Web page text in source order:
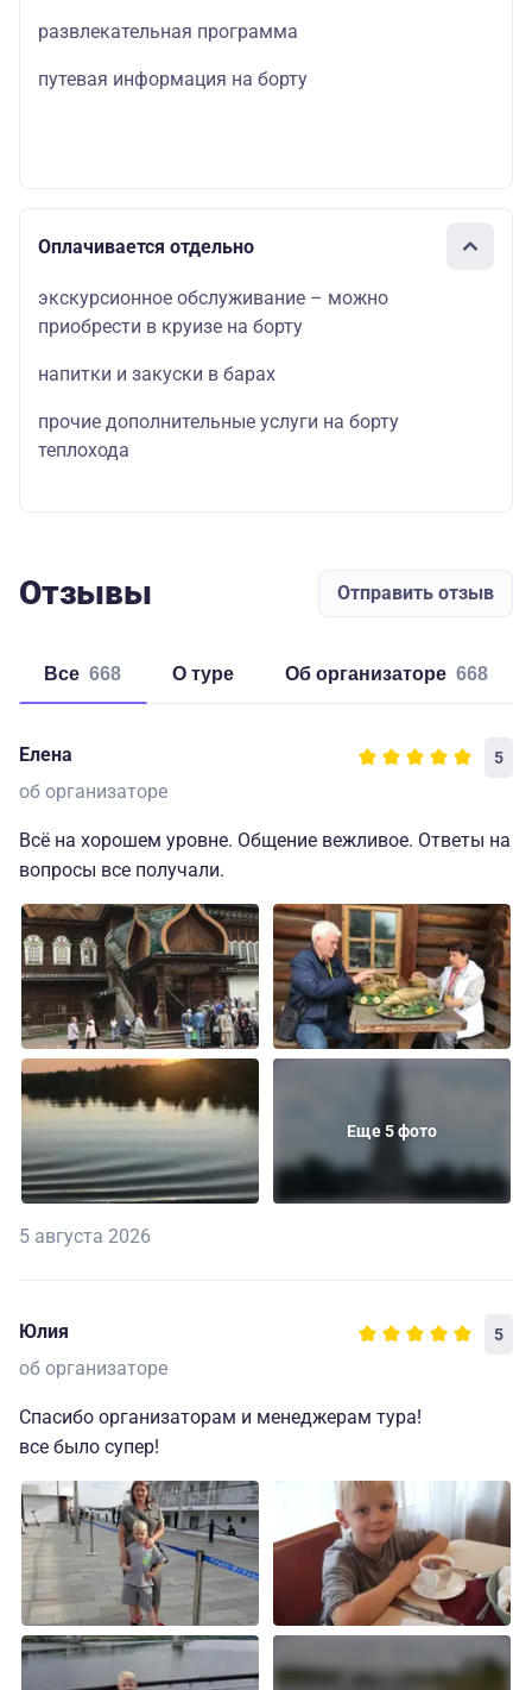
развлекательная программа
путевая информация на борту
Оплачивается отдельно
экскурсионное обслуживание – можно
приобрести в круизе на борту
напитки и закуски в барах
прочие дополнительные услуги на борту
теплохода
Отзывы Отправить отзыв
Все 668 о туре об организаторе 668
Елена 5
об организаторе
Всё на хорошем уровне. Общение вежливое. Ответы на
вопросы все получали.
Еще 5 фото
5 августа 2026
Юлия 5
об организаторе
Спасибо организаторам и менеджерам тура!
все было супер!